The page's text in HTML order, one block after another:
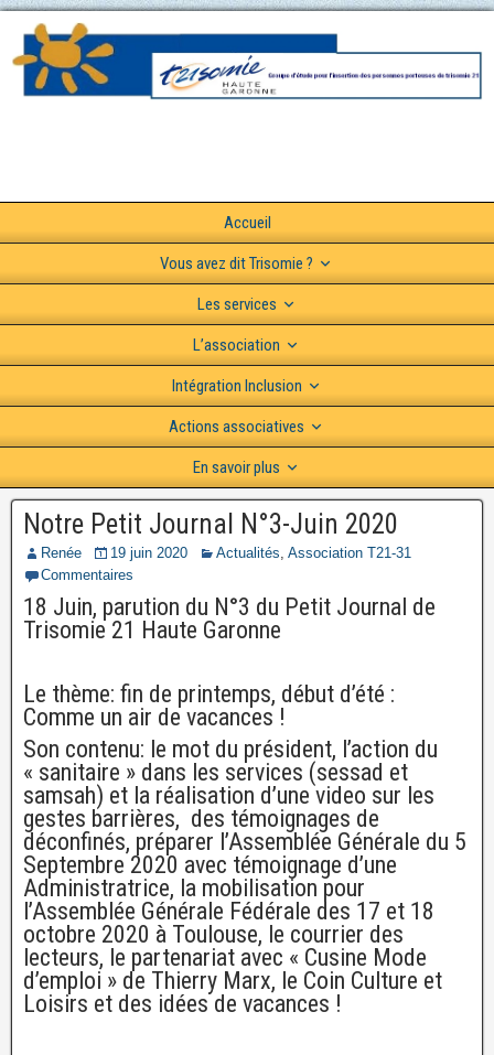
Accueil
Vous avez dit Trisomie ?
Les services
L’association
Intégration Inclusion
Actions associatives
En savoir plus
Notre Petit Journal N°3-Juin 2020
Renée 19 juin 2020 Actualités, Association T21-31
Commentaires
18 Juin, parution du N°3 du Petit Journal de
Trisomie 21 Haute Garonne
Le thème: fin de printemps, début d’été :
Comme un air de vacances !
Son contenu: le mot du président, l’action du
« sanitaire » dans les services (sessad et
samsah) et la réalisation d’une video sur les
gestes barrières, des témoignages de
déconfinés, préparer l’Assemblée Générale du 5
Septembre 2020 avec témoignage d’une
Administratrice, la mobilisation pour
l’Assemblée Générale Fédérale des 17 et 18
octobre 2020 à Toulouse, le courrier des
lecteurs, le partenariat avec « Cusine Mode
d’emploi » de Thierry Marx, le Coin Culture et
Loisirs et des idées de vacances !